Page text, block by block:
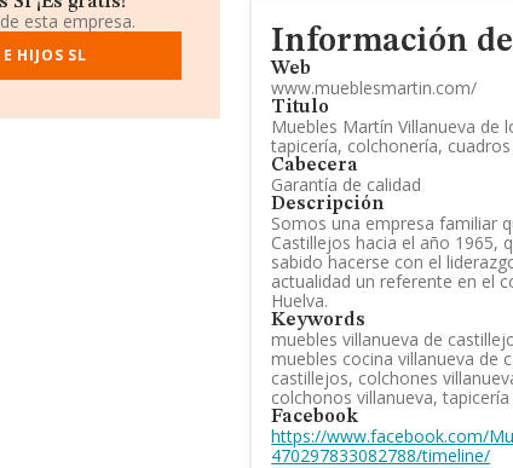
como:Boceto
nacional, se ha
estaba en la
empresas:Law And
de Mayrena S.Ly
esta empresa.
HIJOS SL
Informacion de su página
Información
Web
www.mueblesmartin.com/
Titulo
Muebles Martín Villanueva de
tapicería, colchonería,
Cabecera
Garantía de calidad
Descripción
Somos una empresa familiar
Castillejos hacia el año 1965,
sabido hacerse con el
actualidad un referente en el
Huelva.
Keywords
muebles villanueva de
muebles cocina villanueva de
castillejos, colchones
colchonos villanueva, tapicería
Facebook
https://www.facebook.com/
470297833082788/timeline/